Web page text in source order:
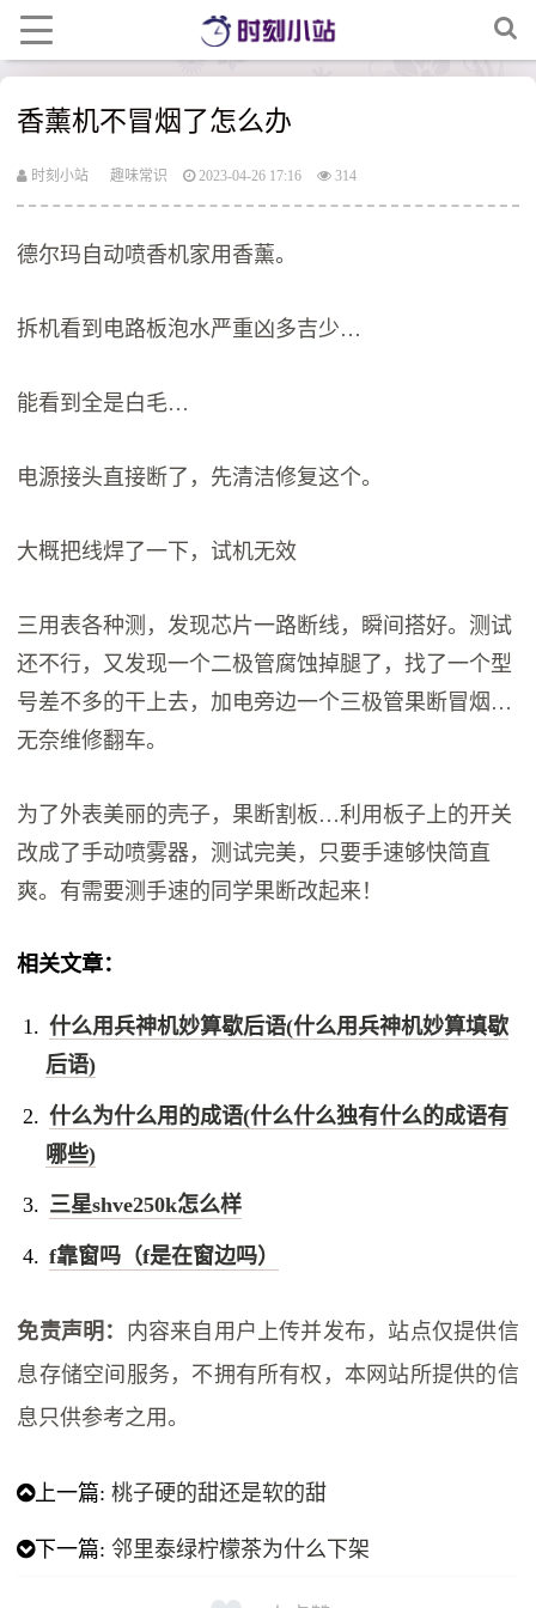
香薰机不冒烟了怎么办
时刻小站 趣味常识 2023-04-26 17:16 314
德尔玛自动喷香机家用香薰。
拆机看到电路板泡水严重凶多吉少…
能看到全是白毛…
电源接头直接断了，先清洁修复这个。
大概把线焊了一下，试机无效
三用表各种测，发现芯片一路断线，瞬间搭好。测试
还不行，又发现一个二极管腐蚀掉腿了，找了一个型
号差不多的干上去，加电旁边一个三极管果断冒烟…
无奈维修翻车。
为了外表美丽的壳子，果断割板…利用板子上的开关
改成了手动喷雾器，测试完美，只要手速够快简直
爽。有需要测手速的同学果断改起来！
相关文章：
什么用兵神机妙算歇后语(什么用兵神机妙算填歇
后语)
什么为什么用的成语(什么什么独有什么的成语有
哪些)
三星shve250k怎么样
f靠窗吗（f是在窗边吗）
免责声明： 内容来自用户上传并发布，站点仅提供信
息存储空间服务，不拥有所有权，本网站所提供的信
息只供参考之用。
上一篇:桃子硬的甜还是软的甜
下一篇:邻里泰绿柠檬茶为什么下架